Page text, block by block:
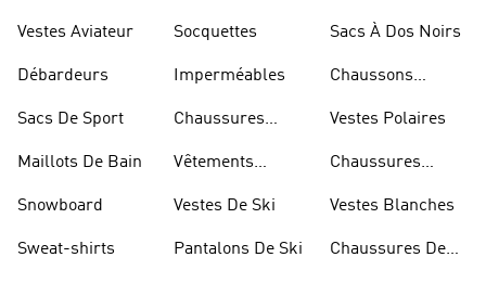
Vestes Aviateur
Débardeurs
Sacs De Sport
Maillots De Bain
Snowboard
Sweat-shirts
Socquettes
Imperméables
Chaussures
Vêtements
Vestes De Ski
Pantalons De Ski
Sacs À Dos Noirs
Chaussons
Vestes Polaires
Chaussures
Vestes Blanches
Chaussures De